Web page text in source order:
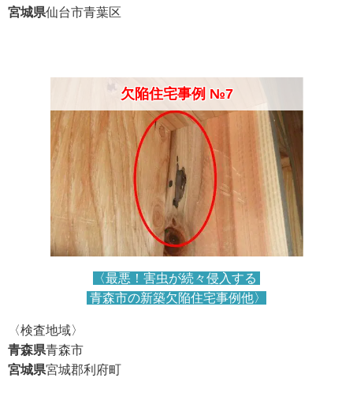
宮城県仙台市青葉区
欠陥住宅事例 №7
〈最悪！害虫が続々侵入する
青森市の新築欠陥住宅事例他〉
〈検査地域〉
青森県青森市
宮城県宮城郡利府町